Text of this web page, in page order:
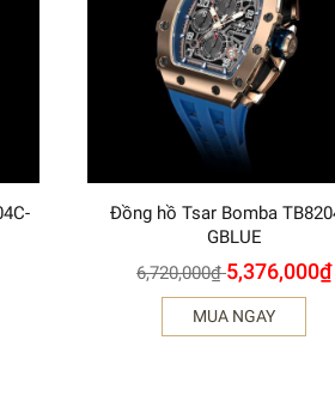
Đồng hồ Tsar Bomba
GBLUE
6,720,000₫ 5,376,000₫
MUA NGAY